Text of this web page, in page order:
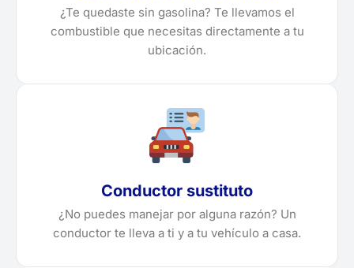
¿Te quedaste sin gasolina? Te llevamos el
combustible que necesitas directamente a tu
ubicación.
Conductor sustituto
¿No puedes manejar por alguna razón? Un
conductor te lleva a ti y a tu vehículo a casa.